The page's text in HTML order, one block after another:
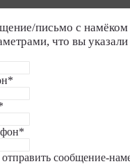
письмо с намёком
что вы указали
сообщение-